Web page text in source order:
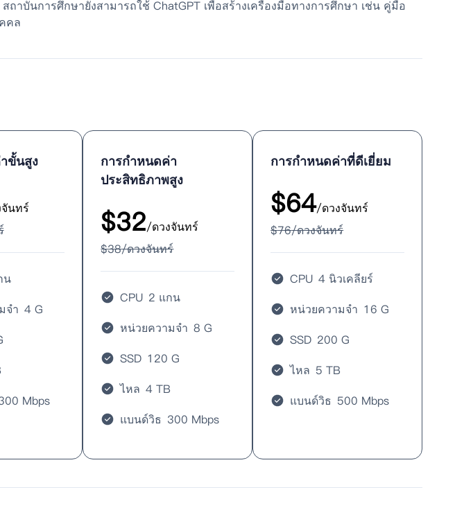
บันการศึกษายังสามารถใช้ ChatGPT เพื่อสร้างเครื่องมือทางการศึกษา เช่น คู่มือ
คล
ขั้นสูง
นทร์
น
จำ 4 G
Mbps
การกำหนดค่า
ประสิทธิภาพสูง
$32/ดวงจันทร์
$38/ดวงจันทร์
CPU 2 แกน
หน่วยความจำ 8 G
SSD 120 G
ไหล 4 TB
แบนด์วิธ 300 Mbps
การกำหนดค่าที่ดีเยี่ยม
$64/ดวงจันทร์
$76/ดวงจันทร์
CPU 4 นิวเคลียร์
หน่วยความจำ 16 G
SSD 200 G
ไหล 5 TB
แบนด์วิธ 500 Mbps